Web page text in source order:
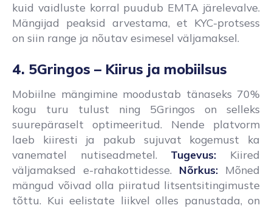
kuid vaidluste korral puudub EMTA järelevalve.
Mängijad peaksid arvestama, et KYC-protsess
on siin range ja nõutav esimesel väljamaksel.
4. 5Gringos – Kiirus ja mobiilsus
Mobiilne mängimine moodustab tänaseks 70%
kogu turu tulust ning 5Gringos on selleks
suurepäraselt optimeeritud. Nende platvorm
laeb kiiresti ja pakub sujuvat kogemust ka
vanematel nutiseadmetel. Tugevus: Kiired
väljamaksed e-rahakottidesse. Nõrkus: Mõned
mängud võivad olla piiratud litsentsitingimuste
tõttu. Kui eelistate liikvel olles panustada, on